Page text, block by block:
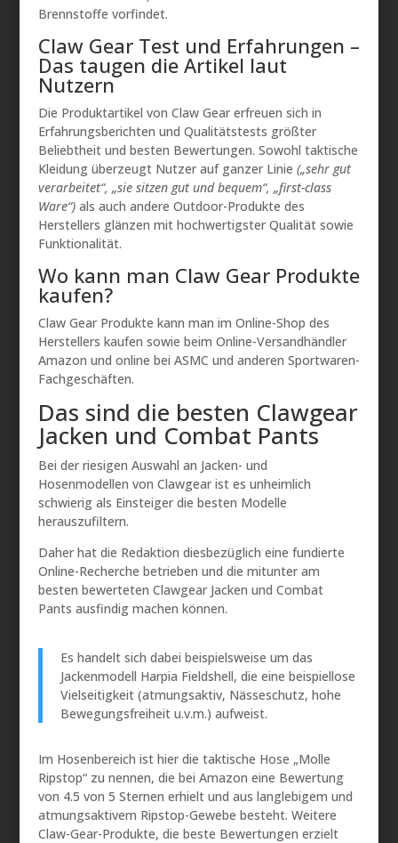
Brennstoffe vorfindet.
Claw Gear Test und Erfahrungen –
Das taugen die Artikel laut
Nutzern
Die Produktartikel von Claw Gear erfreuen sich in
Erfahrungsberichten und Qualitätstests größter
Beliebtheit und besten Bewertungen. Sowohl taktische
Kleidung überzeugt Nutzer auf ganzer Linie („sehr gut
verarbeitet“, „sie sitzen gut und bequem“, „first-class
Ware“)als auch andere Outdoor-Produkte des
Herstellers glänzen mit hochwertigster Qualität sowie
Funktionalität.
Wo kann man Claw Gear Produkte
kaufen?
Claw Gear Produkte kann man im Online-Shop des
Herstellers kaufen sowie beim Online-Versandhändler
Amazon und online bei ASMC und anderen Sportwaren-
Fachgeschäften.
Das sind die besten Clawgear
Jacken und Combat Pants
Bei der riesigen Auswahl an Jacken- und
Hosenmodellen von Clawgear ist es unheimlich
schwierig als Einsteiger die besten Modelle
herauszufiltern.
Daher hat die Redaktion diesbezüglich eine fundierte
Online-Recherche betrieben und die mitunter am
besten bewerteten Clawgear Jacken und Combat
Pants ausfindig machen können.
Es handelt sich dabei beispielsweise um das
Jackenmodell Harpia Fieldshell, die eine beispiellose
Vielseitigkeit (atmungsaktiv, Nässeschutz, hohe
Bewegungsfreiheit u.v.m.) aufweist.
Im Hosenbereich ist hier die taktische Hose „Molle
Ripstop“ zu nennen, die bei Amazon eine Bewertung
von 4.5 von 5 Sternen erhielt und aus langlebigem und
atmungsaktivem Ripstop-Gewebe besteht. Weitere
Claw-Gear-Produkte, die beste Bewertungen erzielt